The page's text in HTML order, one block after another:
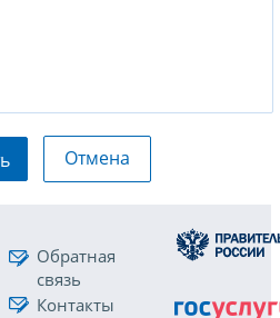
Отмена
Обратная
связь
Контакты